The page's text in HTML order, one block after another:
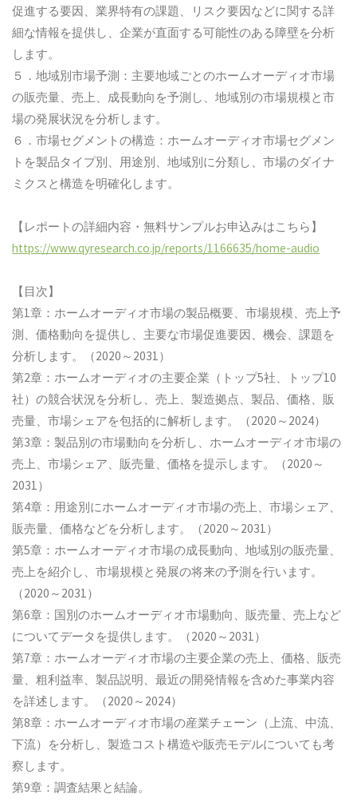
促進する要因、業界特有の課題、リスク要因などに関する詳
細な情報を提供し、企業が直面する可能性のある障壁を分析
します。
５．地域別市場予測：主要地域ごとのホームオーディオ市場
の販売量、売上、成長動向を予測し、地域別の市場規模と市
場の発展状況を分析します。
６．市場セグメントの構造：ホームオーディオ市場セグメン
トを製品タイプ別、用途別、地域別に分類し、市場のダイナ
ミクスと構造を明確化します。
【レポートの詳細内容・無料サンプルお申込みはこちら】
https://www.qyresearch.co.jp/reports/1166635/home-audio
【目次】
第1章：ホームオーディオ市場の製品概要、市場規模、売上予
測、価格動向を提供し、主要な市場促進要因、機会、課題を
分析します。（2020～2031）
第2章：ホームオーディオの主要企業（トップ5社、トップ10
社）の競合状況を分析し、売上、製造拠点、製品、価格、販
売量、市場シェアを包括的に解析します。（2020～2024）
第3章：製品別の市場動向を分析し、ホームオーディオ市場の
売上、市場シェア、販売量、価格を提示します。（2020～
2031）
第4章：用途別にホームオーディオ市場の売上、市場シェア、
販売量、価格などを分析します。（2020～2031）
第5章：ホームオーディオ市場の成長動向、地域別の販売量、
売上を紹介し、市場規模と発展の将来の予測を行います。
（2020～2031）
第6章：国別のホームオーディオ市場動向、販売量、売上など
についてデータを提供します。（2020～2031）
第7章：ホームオーディオ市場の主要企業の売上、価格、販売
量、粗利益率、製品説明、最近の開発情報を含めた事業内容
を詳述します。（2020～2024）
第8章：ホームオーディオ市場の産業チェーン（上流、中流、
下流）を分析し、製造コスト構造や販売モデルについても考
察します。
第9章：調査結果と結論。